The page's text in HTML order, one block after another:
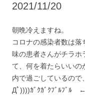
2021/11/20
朝晩冷えますね。
コロナの感染者数は
味の患者さんがチラ
て、何を着たらいい
内で過ごしているの
Дﾟ))))ｶﾞｸｶﾞｸﾌﾞﾙﾌﾞﾙ